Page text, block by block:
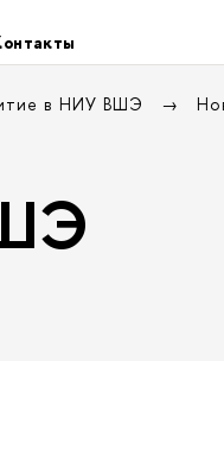
в НИУ ВШЭ